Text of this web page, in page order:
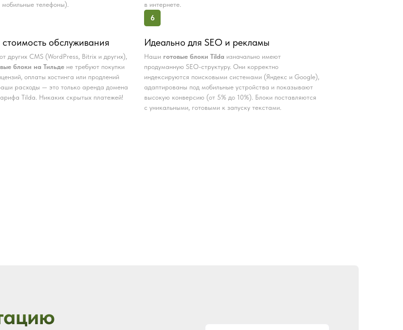
телефоны).
в интернете.
других CMS (WordPress, Bitrix и других),
блоки на Тильде не требуют покупки
оплаты хостинга или продлений
расходы — это только аренда домена
Tilda. Никаких скрытых платежей!
обслуживания
Наши готовые блоки Tilda изначально имеют
продуманную SEO-структуру. Они корректно
индексируются поисковыми системами (Яндекс и Google),
адаптированы под мобильные устройства и показывают
высокую конверсию (от 5% до 10%). Блоки поставляются
с уникальными, готовыми к запуску текстами.
Идеально для SEO и рекламы
6